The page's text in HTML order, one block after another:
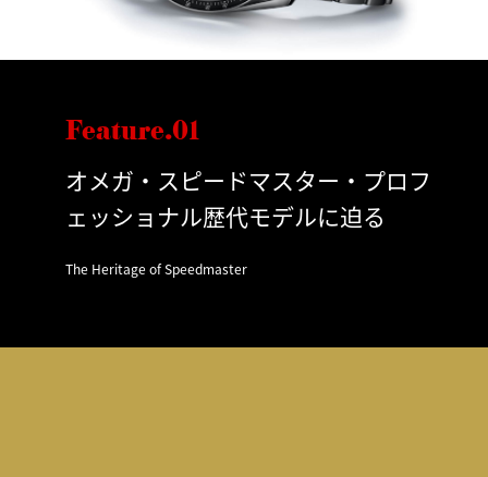
Feature.01
オメガ・スピードマスター・プロフ
ェッショナル歴代モデルに迫る
The Heritage of Speedmaster